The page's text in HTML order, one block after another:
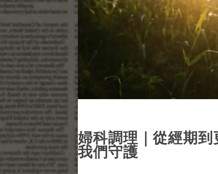
婦科調理｜從經期
我們守護